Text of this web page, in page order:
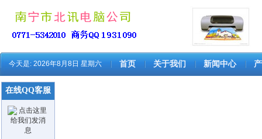
今天是: 2026年8月8日 星期六 首页 关于我们 新闻中心
在线QQ客服